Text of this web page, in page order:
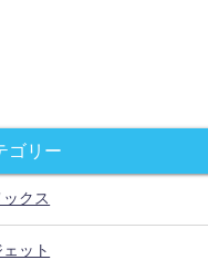
ゴリー
ックス
ット